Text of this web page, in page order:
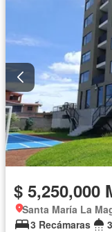
Recámara con closet
Vista panorámica
$ 5,250,000
3 Recámaras